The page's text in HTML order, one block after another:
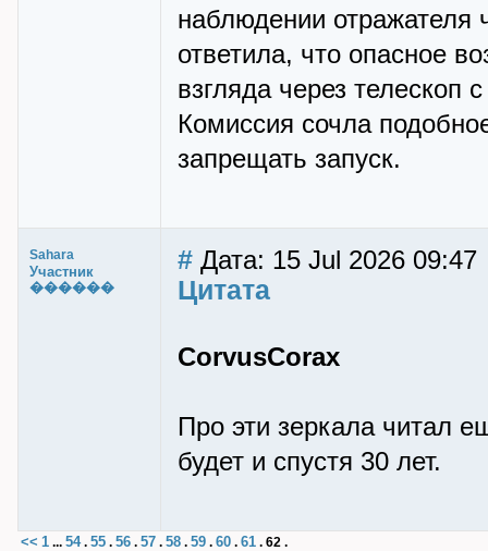
наблюдении отражателя
ответила, что опасное
взгляда через телескоп
Комиссия сочла
запрещать запуск.
Sahara
Участник
������
# Дата: 15 Jul 2026 09:47
Цитата
CorvusCorax
Про эти зеркала читал
будет и спустя 30 лет.
<< 1 ... 54. 55 . 56 . 57 . 58 . 59 . 60 . 61 . 62 .